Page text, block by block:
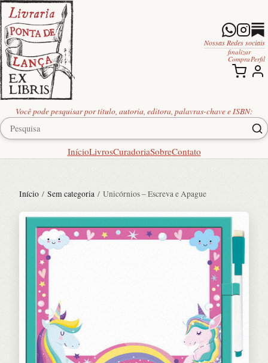
Você pode pesquisar por título, autoria, editora, palavras-chave e ISBN:
InícioLivrosCuradoriaSobreContato
Nossas Redes sociais
finalizar
Compra Perfil
Início / Sem categoria / Unicórnios – Escreva e Apague